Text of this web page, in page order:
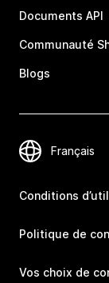
Documents API
Communauté
Blogs
Conditions
Politique de
Vos choix de